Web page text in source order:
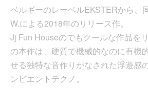
ベルギーのレーベルEKSTERから、
W.による2018年のリリース作。
Jj Fun Houseのでもクールな作品を
の本作は、硬質で機械的なのに有機
せる独特な音作りがなされた浮遊感
ンビエントテクノ。